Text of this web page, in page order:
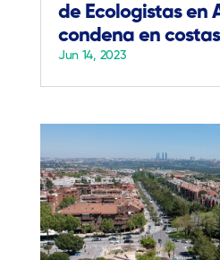
de Ecologistas en
condena en costas
Jun 14, 2023